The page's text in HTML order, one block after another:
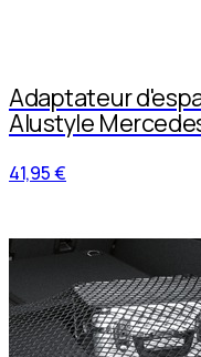
Adaptateur
Alustyle
41,95 €